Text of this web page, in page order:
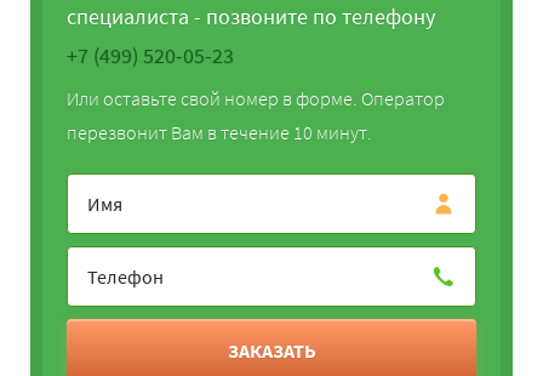
специалиста - позвоните по телефону
+7 (499) 520-05-23
Или оставьте свой номер в форме. Оператор
перезвонит Вам в течение 10 минут.
ЗАКАЗАТЬ